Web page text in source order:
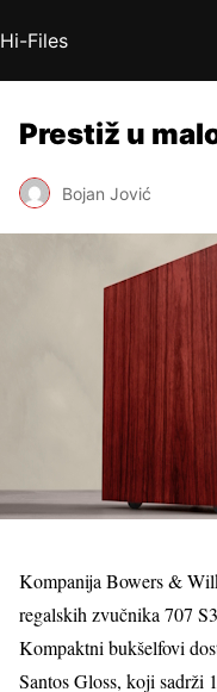
Hi-Files
Prestiž u
Bojan Jović
Kompanija Bowers &
regalskih zvučnika 707
Kompaktni bukšelfovi
Santos Gloss, koji sadrži